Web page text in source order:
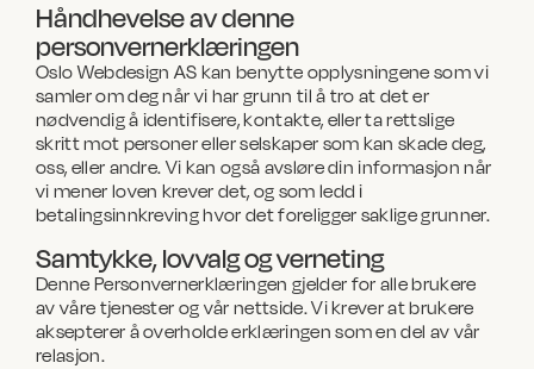
Håndhevelse av denne
personvernerklæringen
Oslo Webdesign AS kan benytte opplysningene som vi
samler om deg når vi har grunn til å tro at det er
nødvendig å identifisere, kontakte, eller ta rettslige
skritt mot personer eller selskaper som kan skade deg,
oss, eller andre. Vi kan også avsløre din informasjon når
vi mener loven krever det, og som ledd i
betalingsinnkreving hvor det foreligger saklige grunner.
Samtykke, lovvalg og verneting
Denne Personvernerklæringen gjelder for alle brukere
av våre tjenester og vår nettside. Vi krever at brukere
aksepterer å overholde erklæringen som en del av vår
relasjon.